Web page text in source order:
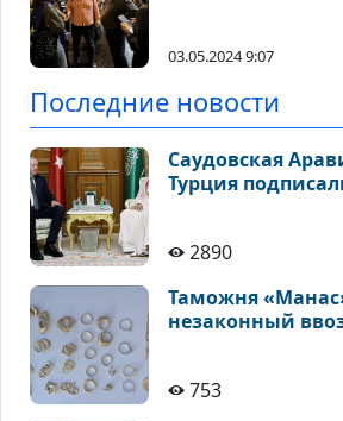
03.05.2024 9:07
Последние новости
Саудовская
Турция
2890
Таможня
незаконный
753